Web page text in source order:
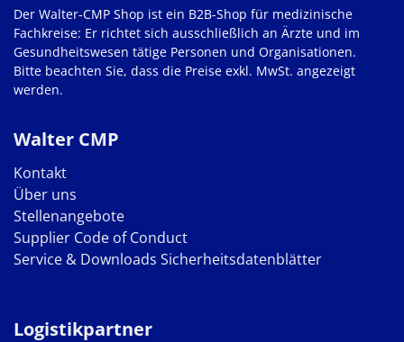
Walter CMP
Kontakt
Über uns
Stellenangebote
Supplier Code of Conduct
Service & Downloads Sicherheitsdatenblätter
Der Walter-CMP Shop ist ein B2B-Shop für medizinische
Fachkreise: Er richtet sich ausschließlich an Ärzte und im
Gesundheitswesen tätige Personen und Organisationen.
Bitte beachten Sie, dass die Preise exkl. MwSt. angezeigt
werden.
Logistikpartner